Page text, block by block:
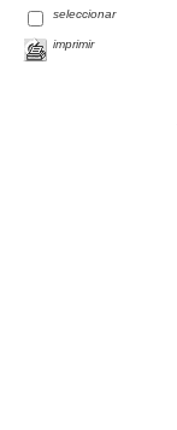
seleccionar
imprimir